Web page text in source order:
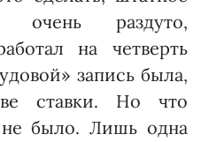
очень раздуто,
на четверть
запись была,
ставки. Но что
было. Лишь одна